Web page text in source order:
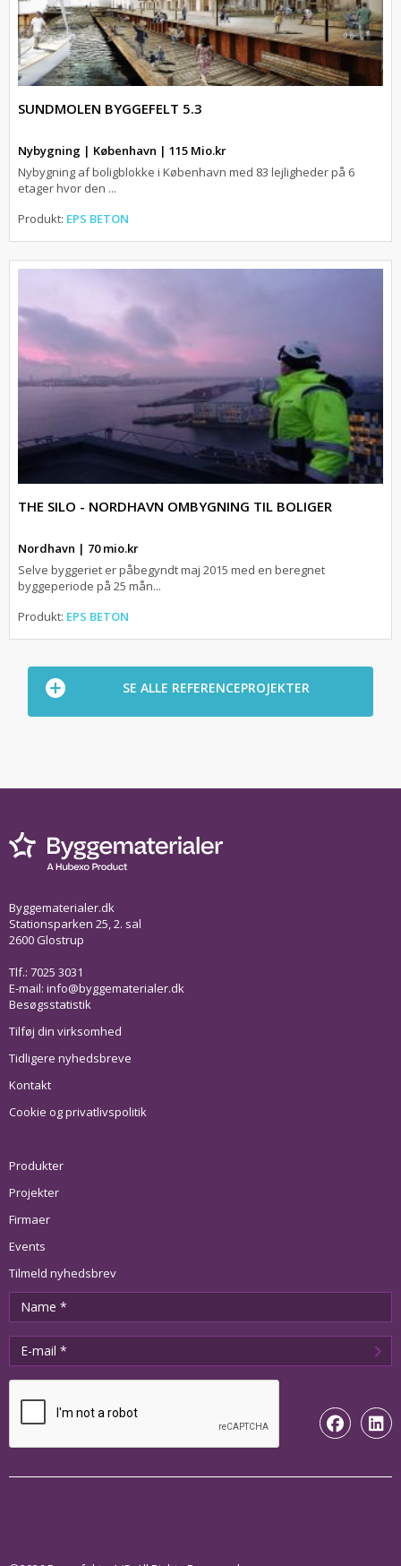
SUNDMOLEN BYGGEFELT 5.3
Nybygning | København | 115 Mio.kr
Nybygning af boligblokke i København med 83 lejligheder på 6
etager hvor den ...
Produkt: EPS BETON
THE SILO - NORDHAVN OMBYGNING TIL BOLIGER
Nordhavn | 70 mio.kr
Selve byggeriet er påbegyndt maj 2015 med en beregnet
byggeperiode på 25 mån...
Produkt: EPS BETON
SE ALLE REFERENCEPROJEKTER
Byggematerialer.dk
Stationsparken 25, 2. sal
2600 Glostrup
Tlf.: 7025 3031
E-mail: info@byggematerialer.dk
Besøgsstatistik
Tilføj din virksomhed
Tidligere nyhedsbreve
Kontakt
Cookie og privatlivspolitik
Produkter
Projekter
Firmaer
Events
Tilmeld nyhedsbrev